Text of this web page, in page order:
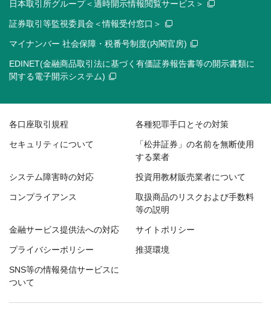
日本取引所グループ＜適時開示情報閲覧サービス＞
証券取引等監視委員会＜情報受付窓口＞
マイナンバー 社会保障・税番号制度(内閣官房)
EDINET(金融商品取引法に基づく有価証券報告書等の開示書類に
関する電子開示システム)
各口座取引規程 各種犯罪手口とその対策
セキュリティについて
「松井証券」の名前を無断使用
する業者
システム障害時の対応 投資用教材販売業者について
コンプライアンス
取扱商品のリスクおよび手数料
等の説明
金融サービス提供法への対応 サイトポリシー
プライバシーポリシー 推奨環境
SNS等の情報発信サービスに
ついて